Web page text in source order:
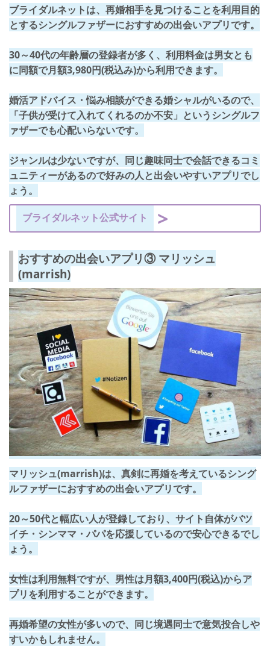
ブライダルネットは、再婚相手を見つけることを利用目的
とするシングルファザーにおすすめの出会いアプリです。
30～40代の年齢層の登録者が多く、 利用料金は男女とも
に同額で月額3,980円(税込み)から利用できます。
婚活アドバイス・悩み相談ができる婚シャルがいるので、
「子供が受けて入れてくれるのか不安」というシングルフ
ァザーでも心配いらないです。
ジャンルは少ないですが、 同じ趣味同士で会話できるコミ
ュニティーがあるので好みの人と出会いやすいアプリでし
ょう。
ブライダルネット公式サイト
おすすめの出会いアプリ③ マリッシュ
(marrish)
マリッシュ(marrish)は、真剣に再婚を考えているシング
ルファザーにおすすめの出会いアプリです。
20～50代と幅広い人が登録しており、 サイト自体がバツ
イチ・シンママ・パパを応援しているので安心できるでし
ょう。
女性は利用無料ですが、 男性は月額3,400円(税込)からア
プリを利用することができます。
再婚希望の女性が多いので、同じ境遇同士で意気投合しや
すいかもしれません。